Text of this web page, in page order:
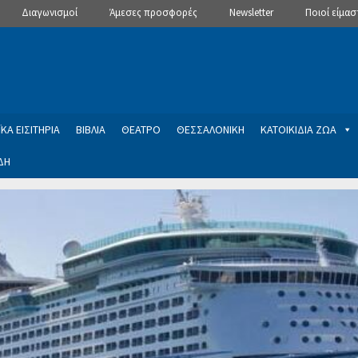
Διαγωνισμοί Άμεσες προσφορές Newsletter Ποιοί
ΕΙΣΙΤΗΡΙΑ ΒΙΒΛΙΑ ΘΕΑΤΡΟ ΘΕΣΣΑΛΟΝΙΚΗ ΚΑΤΟΙΚΙΔΙΑ ΖΩΑ
Newsletter
εγγραφής στο Newsletter του Dealistas.grΕπικοινωνία